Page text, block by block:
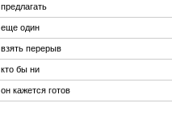
предлагать
еще один
взять перерыв
кто бы ни
он кажется готов